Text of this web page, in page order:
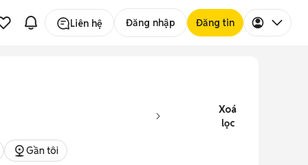
Liên hệ Đăng nhập Đăng tin
Xoá
lọc
Gần tôi